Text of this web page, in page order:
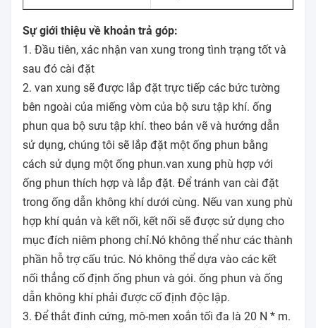
Sự giới thiệu về khoản trả góp:
1. Đầu tiên, xác nhận van xung trong tình trạng tốt và
sau đó cài đặt
2. van xung sẽ được lắp đặt trực tiếp các bức tường
bên ngoài của miếng vòm của bộ sưu tập khí. ống
phun qua bộ sưu tập khí. theo bản vẽ và hướng dẫn
sử dụng, chúng tôi sẽ lắp đặt một ống phun bằng
cách sử dụng một ống phun.van xung phù hợp với
ống phun thích hợp và lắp đặt. Để tránh van cài đặt
trong ống dẫn không khí dưới cùng. Nếu van xung phù
hợp khí quản và kết nối, kết nối sẽ được sử dụng cho
mục đích niêm phong chỉ.Nó không thể như các thành
phần hỗ trợ cấu trúc. Nó không thể dựa vào các kết
nối thẳng cố định ống phun và gói. ống phun và ống
dẫn không khí phải được cố định độc lập.
3. Để thắt đinh cứng, mô-men xoắn tối đa là 20 N * m.